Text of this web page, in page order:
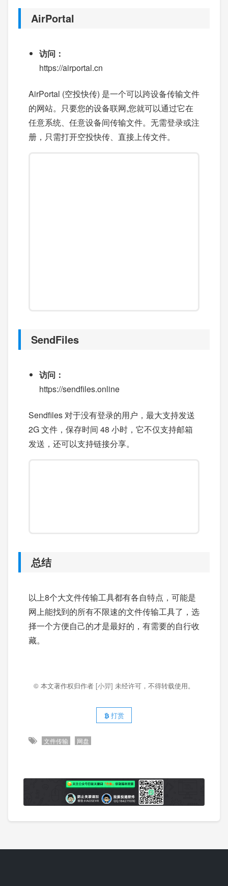
AirPortal
访问：
https://airportal.cn
AirPortal (空投快传) 是一个可以跨设备传输文件
的网站。只要您的设备联网,您就可以通过它在
任意系统、任意设备间传输文件。无需登录或注
册，只需打开空投快传、直接上传文件。
SendFiles
访问：
https://sendfiles.online
Sendfiles 对于没有登录的用户，最大支持发送
2G 文件，保存时间 48 小时，它不仅支持邮箱
发送，还可以支持链接分享。
总结
以上8个大文件传输工具都有各自特点，可能是
网上能找到的所有不限速的文件传输工具了，选
择一个方便自己的才是最好的，有需要的自行收
藏。
© 本文著作权归作者 [小羿] 未经许可，不得转载使用。
打赏
文件传输 网盘